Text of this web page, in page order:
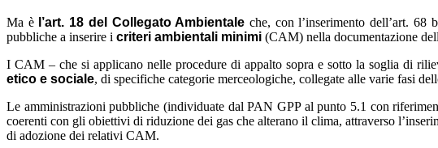
Ma è
l’art. 18 del Collegato Ambientale che, con l’inserimento dell’art. 68
pubbliche a inserire i criteri ambientali minimi (CAM) nella documentazione
I CAM – che si applicano nelle procedure di appalto sopra e sotto la soglia di
etico e sociale, di specifiche categorie merceologiche, collegate alle varie fasi
Le amministrazioni pubbliche (individuate dal PAN GPP al punto 5.1 con
coerenti con gli obiettivi di riduzione dei gas che alterano il clima, attraverso
di adozione dei relativi CAM.